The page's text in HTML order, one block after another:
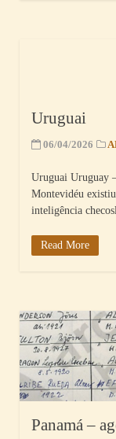
Uruguai
06/04/2026
Uruguai Uruguay
Montevidéu
inteligência
Read More
Panamá –